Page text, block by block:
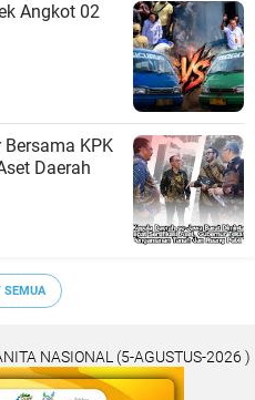
Angkot 02
KPK
Daerah
SEMUA
NASIONAL (5-AGUSTUS-2026 )